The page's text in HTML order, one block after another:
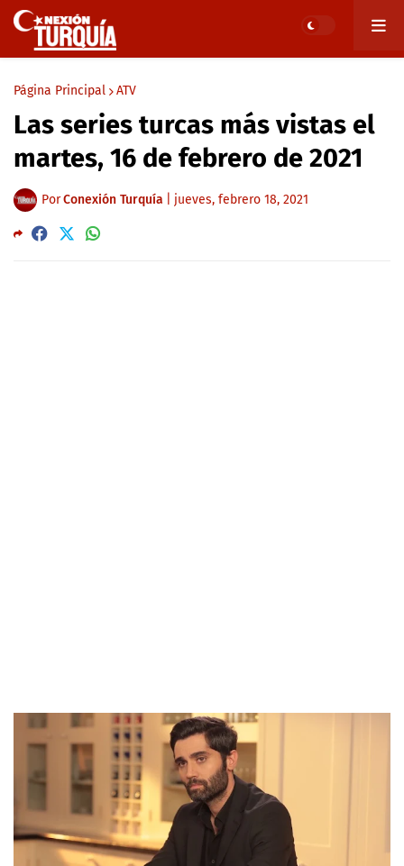
Página Principal ATV
Las series turcas más vistas el
martes, 16 de febrero de 2021
PorConexión Turquía jueves, febrero 18, 2021